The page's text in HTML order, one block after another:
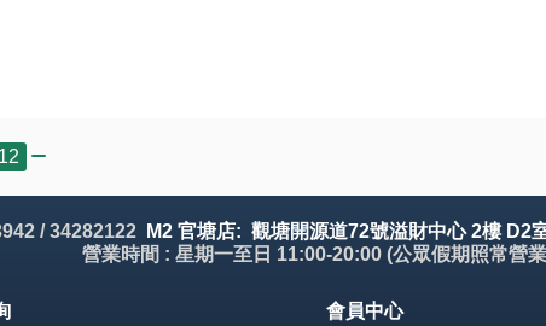
/ 34282122
M2 官塘店: 觀塘開源道72號溢財中心 2樓 D2
營業時間 : 星期一至日 11:00-20:00 (公眾假期照常營
會員中心